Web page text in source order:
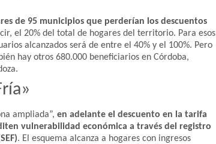
de 95 municipios que perderían los descuentos
el 20% del total de hogares del territorio. Para esos
alcanzados será de entre el 40% y el 100%. Pero
hay otros 680.000 beneficiarios en Córdoba,
ampliada”, en adelante el descuento en la tarifa
vulnerabilidad económica a través del registro
. El esquema alcanza a hogares con ingresos